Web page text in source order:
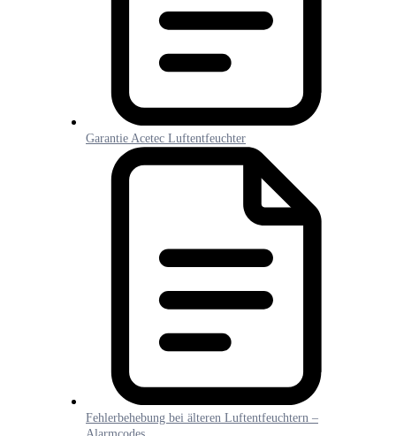
Garantie Acetec Luftentfeuchter
Fehlerbehebung bei älteren Luftentfeuchtern –